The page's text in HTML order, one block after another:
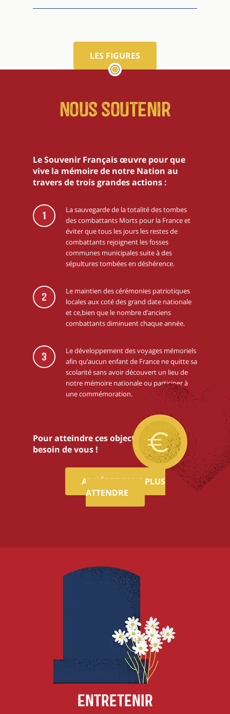
LES FIGURES
Nous soutenir
Le Souvenir Français œuvre pour que
vive la mémoire de notre Nation au
travers de trois grandes actions :
1
La sauvegarde de la totalité des tombes
des combattants Morts pour la France et
éviter que tous les jours les restes de
combattants rejoignent les fosses
communes municipales suite à des
sépultures tombées en déshérence.
2
Le maintien des cérémonies patriotiques
locales aux coté des grand date nationale
et ce,bien que le nombre d’anciens
combattants diminuent chaque année.
3
Le développement des voyages mémoriels
afin qu’aucun enfant de France ne quitte sa
scolarité sans avoir découvert un lieu de
notre mémoire nationale ou participer à
une commémoration.
Pour atteindre ces objectifs,nous avons
besoin de vous !
ADHÉREZ SANS PLUS
ATTENDRE
Entretenir